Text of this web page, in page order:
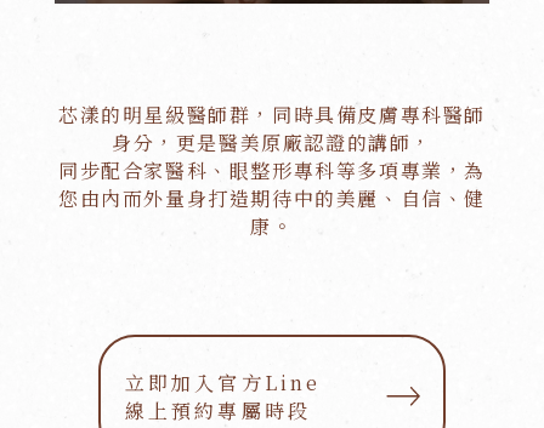
芯漾的明星級醫師群，同時具備皮膚專科醫師
身分，更是醫美原廠認證的講師，
同步配合家醫科、眼整形專科等多項專業，為
您由內而外量身打造期待中的美麗、自信、健
康。
立即加入官方Line
線上預約專屬時段
立即加入官方Line
線上預約專屬時段